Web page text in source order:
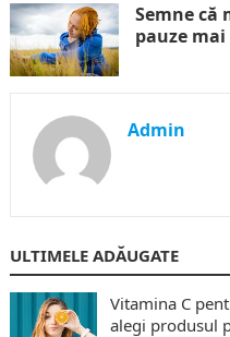
Semne că
pauze
Admin
ULTIMELE ADĂUGATE
Vitamina C
alegi produsul